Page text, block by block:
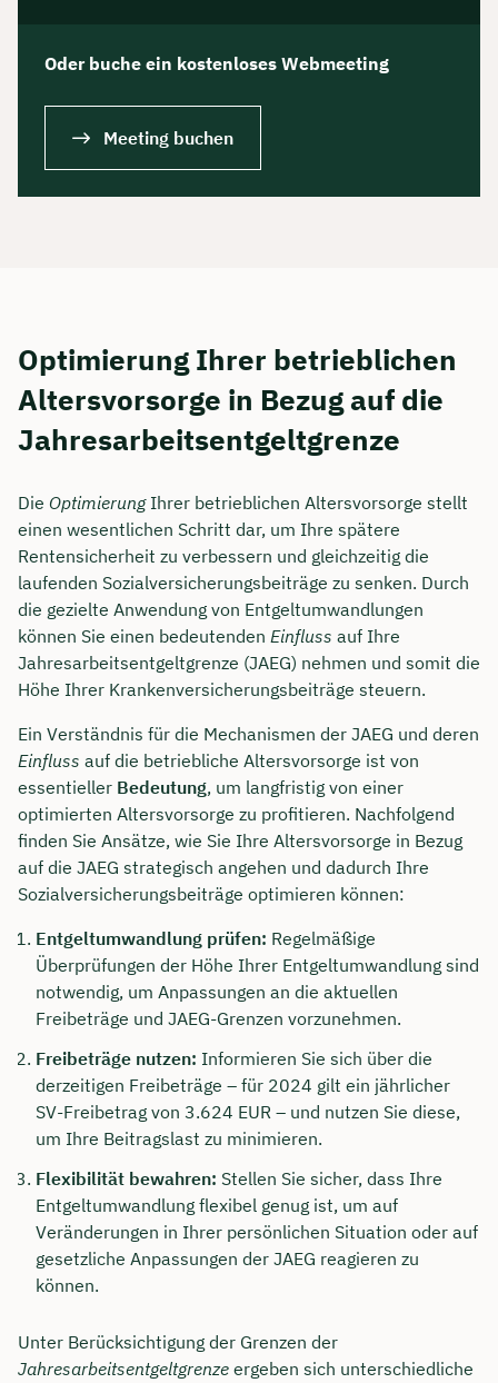
Oder buche ein kostenloses Webmeeting
Meeting buchen
Optimierung Ihrer betrieblichen
Altersvorsorge in Bezug auf die
Jahresarbeitsentgeltgrenze
Die OptimierungIhrer betrieblichen Altersvorsorge stellt
einen wesentlichen Schritt dar, um Ihre spätere
Rentensicherheit zu verbessern und gleichzeitig die
laufenden Sozialversicherungsbeiträge zu senken. Durch
die gezielte Anwendung von Entgeltumwandlungen
können Sie einen bedeutenden Einfluss auf Ihre
Jahresarbeitsentgeltgrenze (JAEG) nehmen und somit die
Höhe Ihrer Krankenversicherungsbeiträge steuern.
Ein Verständnis für die Mechanismen der JAEG und deren
Einfluss auf die betriebliche Altersvorsorge ist von
essentieller Bedeutung, um langfristig von einer
optimierten Altersvorsorge zu profitieren. Nachfolgend
finden Sie Ansätze, wie Sie Ihre Altersvorsorge in Bezug
auf die JAEG strategisch angehen und dadurch Ihre
Sozialversicherungsbeiträge optimieren können:
Entgeltumwandlung prüfen: Regelmäßige
Überprüfungen der Höhe Ihrer Entgeltumwandlung sind
notwendig, um Anpassungen an die aktuellen
Freibeträge und JAEG-Grenzen vorzunehmen.
Freibeträge nutzen: Informieren Sie sich über die
derzeitigen Freibeträge – für 2024 gilt ein jährlicher
SV-Freibetrag von 3.624 EUR – und nutzen Sie diese,
um Ihre Beitragslast zu minimieren.
Flexibilität bewahren: Stellen Sie sicher, dass Ihre
Entgeltumwandlung flexibel genug ist, um auf
Veränderungen in Ihrer persönlichen Situation oder auf
gesetzliche Anpassungen der JAEG reagieren zu
können.
Unter Berücksichtigung der Grenzen der
Jahresarbeitsentgeltgrenze ergeben sich unterschiedliche